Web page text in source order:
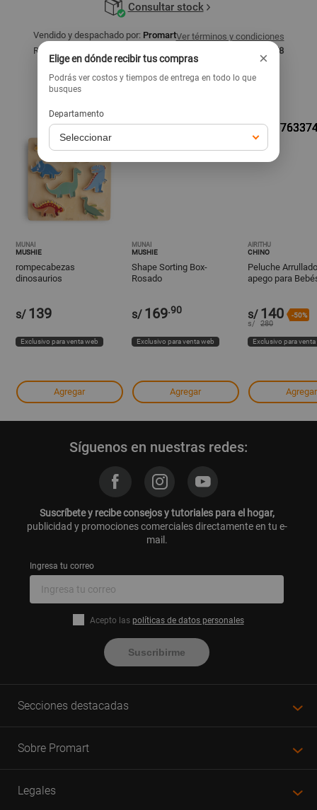
Consultar stock
Vendido y despachado por: PromartVer términos y condiciones
Razón social:
Homecenters Peruanos S.A. - RUC: 20536557858
Productos similares
MUNAI
MUSHIE
rompecabezas
dinosaurios
s/ 139
Exclusivo para venta web
Agregar
MUNAI
MUSHIE
Shape Sorting Box-
Rosado
s/ 169.90
Exclusivo para venta web
Agregar
AIRITHU
CHINO
Peluche
apego para
s/ 140 -50%
s/ 280
Exclusivo para
Agregar
Síguenos en nuestras redes:
Suscríbete y recibe consejos y tutoriales para el hogar,
publicidad y promociones comerciales directamente en tu e-
mail.
Ingresa tu correo
Acepto las políticas de datos personales
Suscribirme
Secciones destacadas
Sobre Promart
Legales
Elige en dónde recibir tus compras ×
Podrás ver costos y tiempos de entrega en todo lo que
busques
Departamento